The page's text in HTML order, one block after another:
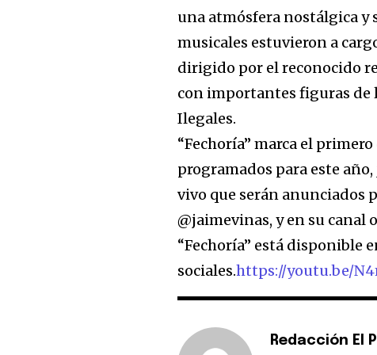
una atmósfera nostálgica y
musicales estuvieron a
dirigido por el reconocido
con importantes figuras de
Ilegales.
“Fechoría” marca el
programados para este
vivo que serán anunciados
@jaimevinas, y en su canal
“Fechoría” está disponible
sociales.https://youtu.be/
Redacción El